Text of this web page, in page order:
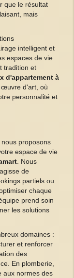
que le résultat
mais
intelligent et
espaces de vie
tradition et
d'appartement à
œuvre d'art, où
personnalité et
nous proposons
espace de vie
. Nous
de
partiels ou
chaque
prend soin
les solutions
domaines :
et renforcer
des
En plomberie,
aux normes des